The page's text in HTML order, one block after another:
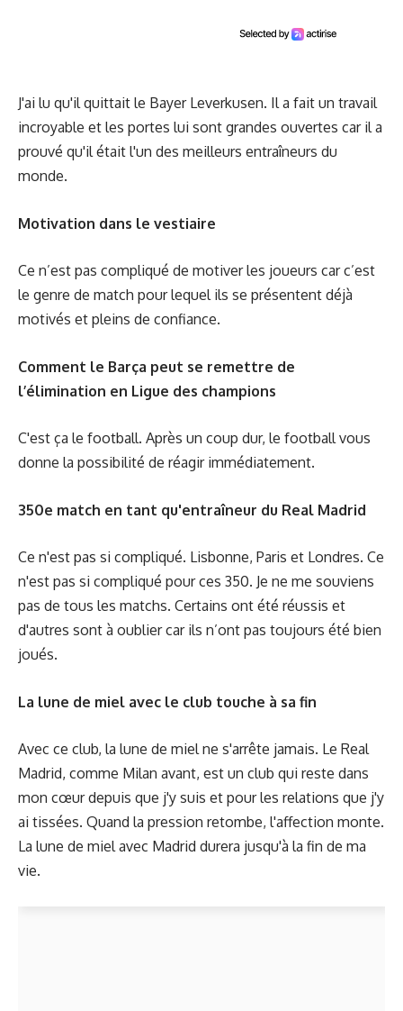
J'ai lu qu'il quittait le Bayer Leverkusen. Il a fait un travail
incroyable et les portes lui sont grandes ouvertes car il a
prouvé qu'il était l'un des meilleurs entraîneurs du
monde.
Motivation dans le vestiaire
Ce n’est pas compliqué de motiver les joueurs car c’est
le genre de match pour lequel ils se présentent déjà
motivés et pleins de confiance.
Comment le Barça peut se remettre de
l’élimination en Ligue des champions
C'est ça le football. Après un coup dur, le football vous
donne la possibilité de réagir immédiatement.
350e match en tant qu'entraîneur du Real Madrid
Ce n'est pas si compliqué. Lisbonne, Paris et Londres. Ce
n'est pas si compliqué pour ces 350. Je ne me souviens
pas de tous les matchs. Certains ont été réussis et
d'autres sont à oublier car ils n’ont pas toujours été bien
joués.
La lune de miel avec le club touche à sa fin
Avec ce club, la lune de miel ne s'arrête jamais. Le Real
Madrid, comme Milan avant, est un club qui reste dans
mon cœur depuis que j'y suis et pour les relations que j'y
ai tissées. Quand la pression retombe, l'affection monte.
La lune de miel avec Madrid durera jusqu'à la fin de ma
vie.